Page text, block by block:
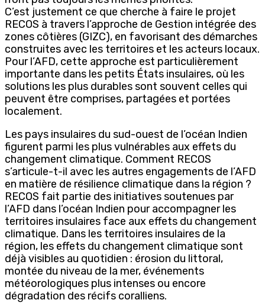
C’est justement ce que cherche à faire le projet
RECOS à travers l’approche de Gestion intégrée des
zones côtières (GIZC), en favorisant des démarches
construites avec les territoires et les acteurs locaux.
Pour l’AFD, cette approche est particulièrement
importante dans les petits États insulaires, où les
solutions les plus durables sont souvent celles qui
peuvent être comprises, partagées et portées
localement.
Les pays insulaires du sud-ouest de l’océan Indien
figurent parmi les plus vulnérables aux effets du
changement climatique. Comment RECOS
s’articule-t-il avec les autres engagements de l’AFD
en matière de résilience climatique dans la région ?
RECOS fait partie des initiatives soutenues par
l’AFD dans l’océan Indien pour accompagner les
territoires insulaires face aux effets du changement
climatique. Dans les territoires insulaires de la
région, les effets du changement climatique sont
déjà visibles au quotidien : érosion du littoral,
montée du niveau de la mer, événements
météorologiques plus intenses ou encore
dégradation des récifs coralliens.